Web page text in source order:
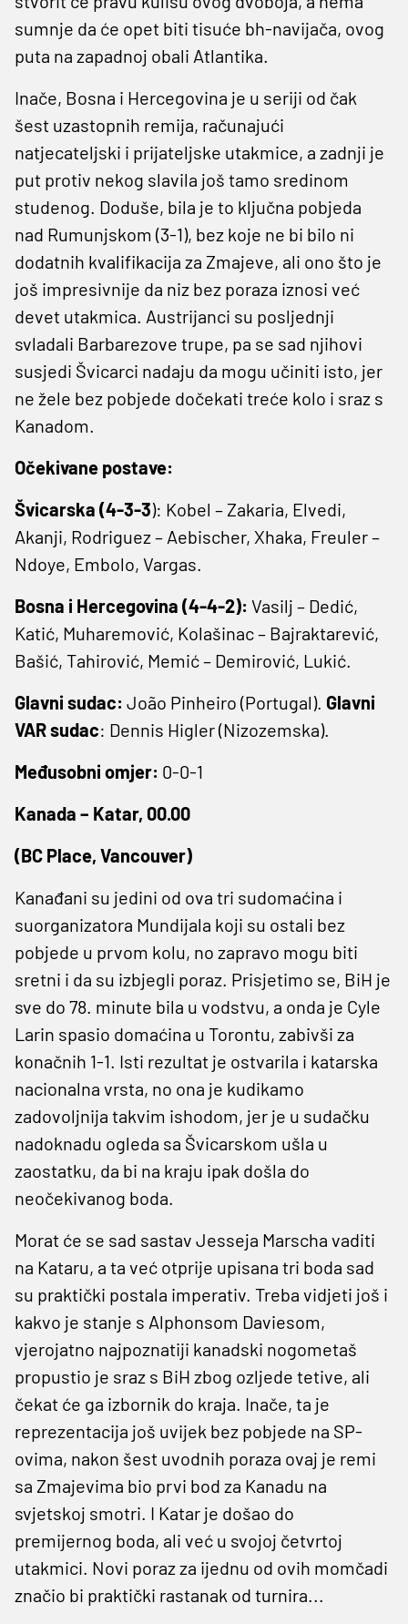
sumnje da će opet biti tisuće bh-navijača, ovog
puta na zapadnoj obali Atlantika.
Inače, Bosna i Hercegovina je u seriji od čak
šest uzastopnih remija, računajući
natjecateljski i prijateljske utakmice, a zadnji je
put protiv nekog slavila još tamo sredinom
studenog. Doduše, bila je to ključna pobjeda
nad Rumunjskom (3-1), bez koje ne bi bilo ni
dodatnih kvalifikacija za Zmajeve, ali ono što je
još impresivnije da niz bez poraza iznosi već
devet utakmica. Austrijanci su posljednji
svladali Barbarezove trupe, pa se sad njihovi
susjedi Švicarci nadaju da mogu učiniti isto, jer
ne žele bez pobjede dočekati treće kolo i sraz s
Kanadom.
Očekivane postave:
Švicarska (4-3-3): Kobel – Zakaria, Elvedi,
Akanji, Rodriguez – Aebischer, Xhaka, Freuler –
Ndoye, Embolo, Vargas.
Bosna i Hercegovina (4-4-2): Vasilj – Dedić,
Katić, Muharemović, Kolašinac – Bajraktarević,
Bašić, Tahirović, Memić – Demirović, Lukić.
Glavni sudac: João Pinheiro (Portugal). Glavni
VAR sudac: Dennis Higler (Nizozemska).
Međusobni omjer: 0-0-1
Kanada – Katar, 00.00
(BC Place, Vancouver)
Kanađani su jedini od ova tri sudomaćina i
suorganizatora Mundijala koji su ostali bez
pobjede u prvom kolu, no zapravo mogu biti
sretni i da su izbjegli poraz. Prisjetimo se, BiH je
sve do 78. minute bila u vodstvu, a onda je Cyle
Larin spasio domaćina u Torontu, zabivši za
konačnih 1-1. Isti rezultat je ostvarila i katarska
nacionalna vrsta, no ona je kudikamo
zadovoljnija takvim ishodom, jer je u sudačku
nadoknadu ogleda sa Švicarskom ušla u
zaostatku, da bi na kraju ipak došla do
neočekivanog boda.
Morat će se sad sastav Jesseja Marscha vaditi
na Kataru, a ta već otprije upisana tri boda sad
su praktički postala imperativ. Treba vidjeti još i
kakvo je stanje s Alphonsom Daviesom,
vjerojatno najpoznatiji kanadski nogometaš
propustio je sraz s BiH zbog ozljede tetive, ali
čekat će ga izbornik do kraja. Inače, ta je
reprezentacija još uvijek bez pobjede na SP-
ovima, nakon šest uvodnih poraza ovaj je remi
sa Zmajevima bio prvi bod za Kanadu na
svjetskoj smotri. I Katar je došao do
premijernog boda, ali već u svojoj četvrtoj
utakmici. Novi poraz za ijednu od ovih momčadi
značio bi praktički rastanak od turnira...